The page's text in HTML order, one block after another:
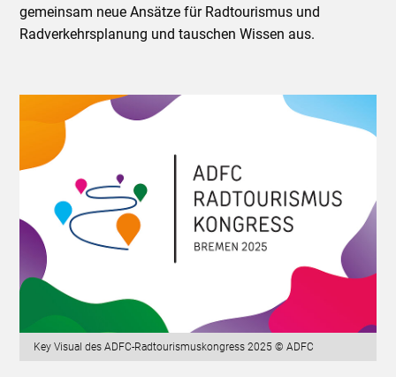
gemeinsam neue Ansätze für Radtourismus und
Radverkehrsplanung und tauschen Wissen aus.
Key Visual des ADFC-Radtourismuskongress 2025 © ADFC